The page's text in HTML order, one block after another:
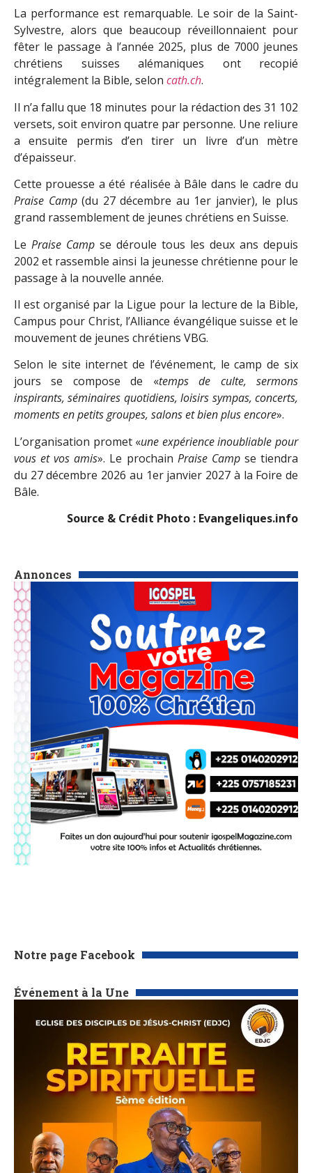
Annonces
Notre page Facebook
Événement à la Une
La performance est remarquable. Le soir de la Saint-
Sylvestre, alors que beaucoup réveillonnaient pour
fêter le passage à l’année 2025, plus de 7000 jeunes
chrétiens suisses alémaniques ont recopié
intégralement la Bible, selon cath.ch.
Il n’a fallu que 18 minutes pour la rédaction des 31 102
versets, soit environ quatre par personne. Une reliure
a ensuite permis d’en tirer un livre d’un mètre
d’épaisseur.
Cette prouesse a été réalisée à Bâle dans le cadre du
Praise Camp(du 27 décembre au 1er janvier), le plus
grand rassemblement de jeunes chrétiens en Suisse.
Le Praise Camp se déroule tous les deux ans depuis
2002 et rassemble ainsi la jeunesse chrétienne pour le
passage à la nouvelle année.
Il est organisé par la Ligue pour la lecture de la Bible,
Campus pour Christ, l’Alliance évangélique suisse et le
mouvement de jeunes chrétiens VBG.
Selon le site internet de l’événement, le camp de six
jours se compose de «temps de culte, sermons
inspirants, séminaires quotidiens, loisirs sympas, concerts,
moments en petits groupes, salons et bien plus encore».
L’organisation promet «une expérience inoubliable pour
vous et vos amis». Le prochain Praise Campse tiendra
du 27 décembre 2026 au 1er janvier 2027 à la Foire de
Bâle.
Source & Crédit Photo : Evangeliques.info